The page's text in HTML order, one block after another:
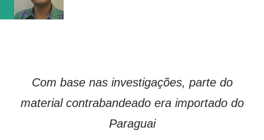
do Sul e o centro-sul de São Paulo. Há ainda aviso amarelo
d...
Com base nas investigações, parte do
material contrabandeado era importado do
Paraguai